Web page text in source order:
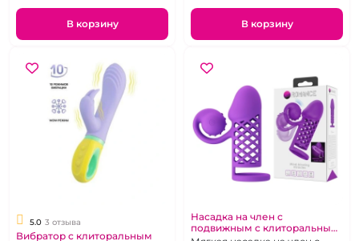
В корзину В корзину
5.0 3 отзыва
Вибратор с клиторальным
Насадка на член с
подвижным с клиторальным